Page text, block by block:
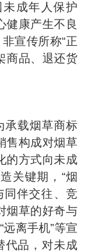
成年人保护
健康产生不良
宣传所称“正
商品、退还货
承载烟草商标
售构成对烟草
的方式向未成
关键期，“烟
同伴交往、竞
烟草的好奇与
远离手机”等宣
代品，对未成